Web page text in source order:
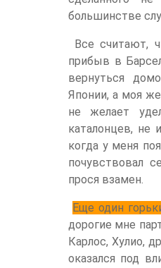
большинстве
Все считают,
прибыв в
вернуться
Японии, а моя
не желает
каталонцев, не
когда у меня
почувствовал
прося взамен.
Еще один
дорогие мне
Карлос, Хулио,
оказался под